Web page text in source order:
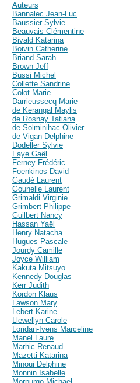
Auteurs
Bannalec Jean-Luc
Baussier Sylvie
Beauvais Clémentine
Bivald Katarina
Boivin Catherine
Briand Sarah
Brown Jeff
Bussi Michel
Collette Sandrine
Colot Marie
Darrieussecq Marie
de Kerangal Maylis
de Rosnay Tatiana
de Solminihac Olivier
de Vigan Delphine
Dodeller Sylvie
Faye Gaël
Ferney Frédéric
Foenkinos David
Gaudé Laurent
Gounelle Laurent
Grimaldi Virginie
Grimbert Philippe
Guilbert Nancy
Hassan Yaël
Henry Natacha
Hugues Pascale
Jourdy Camille
Joyce William
Kakuta Mitsuyo
Kennedy Douglas
Kerr Judith
Kordon Klaus
Lawson Mary
Lebert Karine
Llewellyn Carole
Loridan-Ivens Marceline
Manel Laure
Marhic Renaud
Mazetti Katarina
Minoui Delphine
Monnin Isabelle